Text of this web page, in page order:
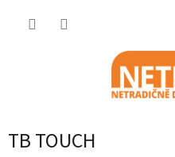
TB TOUCH